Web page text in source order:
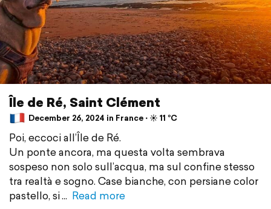
Île de Ré, Saint Clément
December 26, 2024 in France ⋅ ☀️ 11 °C
Poi, eccoci all’Île de Ré.
Un ponte ancora, ma questa volta sembrava
sospeso non solo sull’acqua, ma sul confine stesso
tra realtà e sogno. Case bianche, con persiane color
pastello, si
Read more